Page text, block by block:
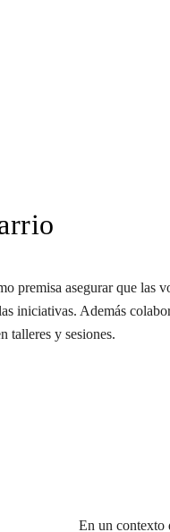
premisa asegurar que las
iniciativas. Además
talleres y sesiones.
En un contexto